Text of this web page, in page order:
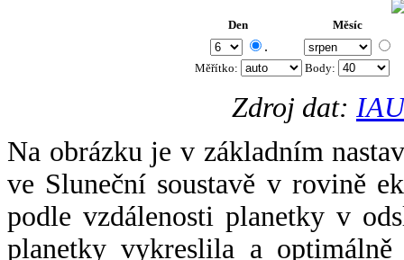
Den Měsíc
.
Měřítko: Body:
Zdroj dat:
Na obrázku je v základním
ve Sluneční soustavě v rovině
podle vzdálenosti planetky v
planetky vykreslila a